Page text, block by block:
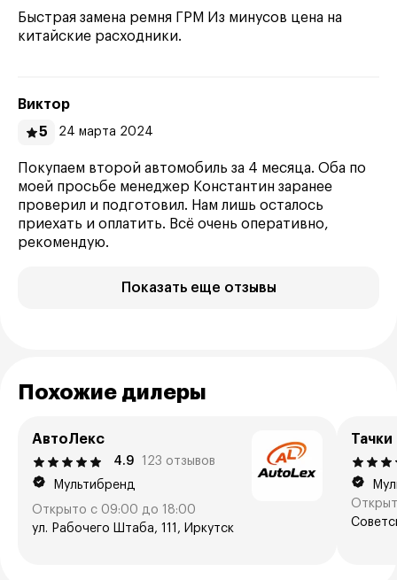
Быстрая замена ремня ГРМ Из минусов цена на
китайские расходники.
Виктор
5
24 марта 2024
Покупаем второй автомобиль за 4 месяца. Оба по
моей просьбе менеджер Константин заранее
проверил и подготовил. Нам лишь осталось
приехать и оплатить. Всё очень оперативно,
рекомендую.
Показать еще отзывы
Похожие дилеры
АвтоЛекс
4.9
123 отзывов
Мультибренд
Открыто с 09:00 до 18:00
ул. Рабочего Штаба, 111, Иркутск
Тачки